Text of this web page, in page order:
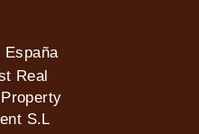
España
Real
S.L